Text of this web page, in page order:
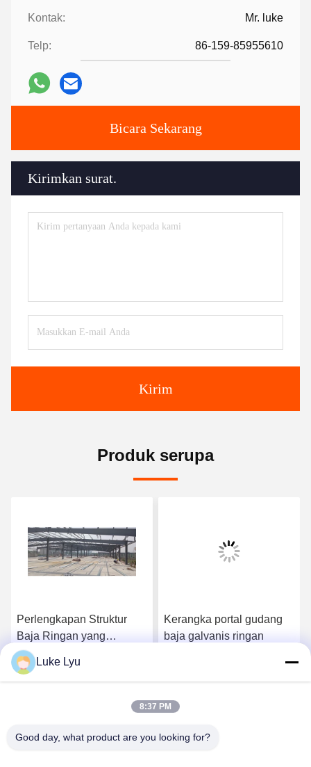
Kontak: Mr. luke
Telp: 86-159-85955610
Bicara Sekarang
Kirimkan surat.
Kirim
Produk serupa
Perlengkapan Struktur
Baja Ringan yang
Disesuaikan
Perlengkapan Kerangka
Portal Baja Prefabrikasi
Dapatkan Harga Terbaik
Kerangka portal gudang
baja galvanis ringan
Dapatkan Harga Terbaik
Luke Lyu
8:37 PM
Good day, what product are you looking for?